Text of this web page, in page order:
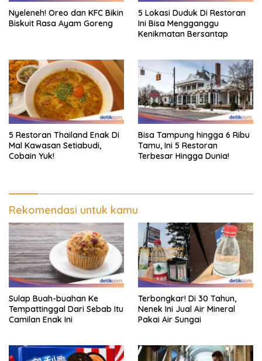
Nyeleneh! Oreo dan KFC Bikin
Biskuit Rasa Ayam Goreng
5 Lokasi Duduk Di Restoran
Ini Bisa Mengganggu
Kenikmatan Bersantap
5 Restoran Thailand Enak Di
Mal Kawasan Setiabudi,
Cobain Yuk!
Bisa Tampung hingga 6 Ribu
Tamu, Ini 5 Restoran
Terbesar Hingga Dunia!
Rekomendasi untuk kamu
Sulap Buah-buahan Ke
Tempattinggal Dari Sebab Itu
Camilan Enak Ini
Terbongkar! Di 30 Tahun,
Nenek Ini Jual Air Mineral
Pakai Air Sungai